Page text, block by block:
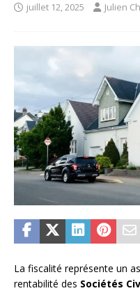
juillet 12, 2025 Julien
La fiscalité représente un
rentabilité des Sociétés